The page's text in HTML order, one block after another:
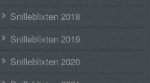
Snilleblixten 2018
Snilleblixten 2019
Snilleblixten 2020